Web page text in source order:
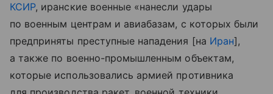
КСИР, иранские военные «нанесли удары
по военным центрам и авиабазам, с которых были
предприняты преступные нападения [на Иран],
а также по военно-промышленным объектам,
которые использовались армией противника